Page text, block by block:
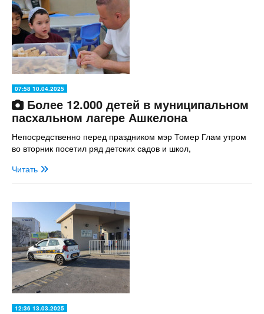
07:58 10.04.2025
Более 12.000 детей в муниципальном
пасхальном лагере Ашкелона
Непосредственно перед праздником мэр Томер Глам утром
во вторник посетил ряд детских садов и школ,
Читать
12:36 13.03.2025